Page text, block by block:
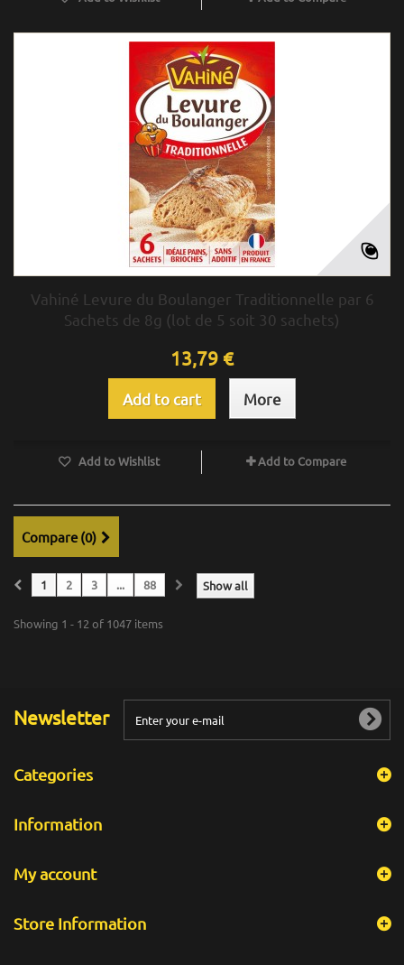
Vahiné Levure du Boulanger Traditionnelle par 6
Sachets de 8g (lot de 5 soit 30 sachets)
13,79 €
Add to cart More
Add to Wishlist Add to Compare
Compare (0)
Show all
1 2 3 ... 88
Showing 1 - 12 of 1047 items
Newsletter
Categories
Information
My account
Store Information